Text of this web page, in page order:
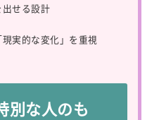
せる設計
実的な変化」を重視
別な人のも